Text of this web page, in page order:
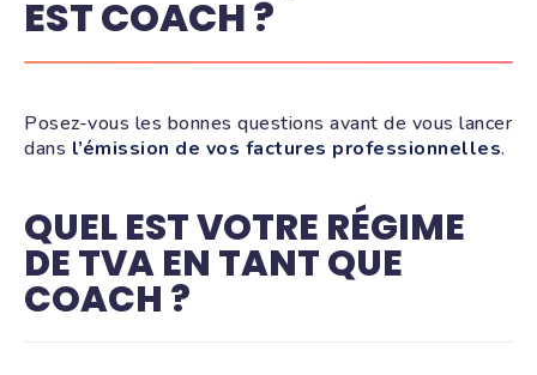
EST COACH ?
Posez-vous les bonnes questions avant de vous lancer
dans l’émission de vos factures professionnelles.
QUEL EST VOTRE RÉGIME
DE TVA EN TANT QUE
COACH ?